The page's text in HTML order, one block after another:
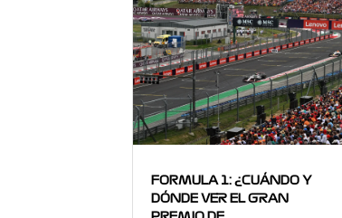
FORMULA 1: ¿CUÁNDO Y
DÓNDE VER EL GRAN